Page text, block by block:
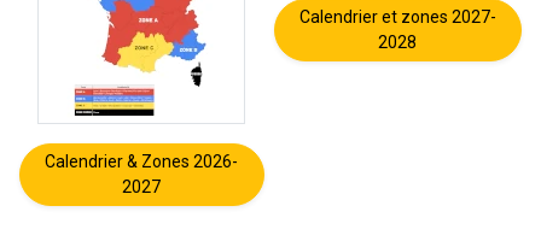
Calendrier & Zones 2026-
2027
Calendrier et zones 2027-
2028